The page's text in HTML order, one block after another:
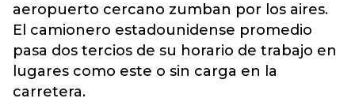
aeropuerto cercano zumban por los aires.
El camionero estadounidense promedio
pasa dos tercios de su horario de trabajo en
lugares como este o sin carga en la
carretera.